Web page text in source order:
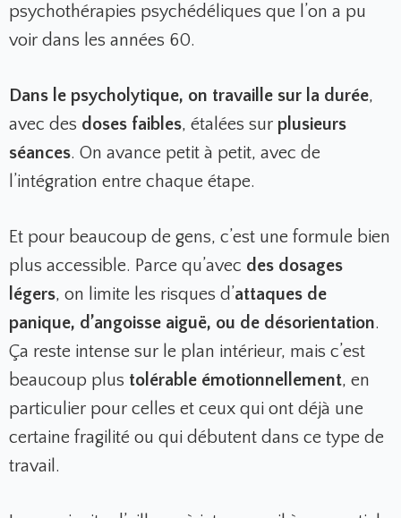
psychothérapies psychédéliques que l’on a pu
voir dans les années 60.
Dans le psycholytique, on travaille sur la durée,
avec des doses faibles, étalées sur plusieurs
séances. On avance petit à petit, avec de
l’intégration entre chaque étape.
Et pour beaucoup de gens, c’est une formule bien
plus accessible. Parce qu’avec des dosages
légers, on limite les risques d’attaques de
panique, d’angoisse aiguë, ou de désorientation.
Ça reste intense sur le plan intérieur, mais c’est
beaucoup plus tolérable émotionnellement, en
particulier pour celles et ceux qui ont déjà une
certaine fragilité ou qui débutent dans ce type de
travail.